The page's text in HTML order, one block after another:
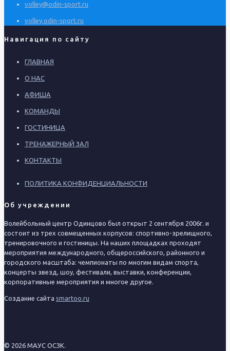
volley@odin-sport.ru
volley.odin-sport.ru
Навигация по сайту
ГЛАВНАЯ
О НАС
АФИША
КОМАНДЫ
ГОСТИНИЦА
ТРЕНАЖЕРНЫЙ ЗАЛ
КОНТАКТЫ
ПОЛИТИКА КОНФИДЕНЦИАЛЬНОСТИ
Об учреждении
Волейбольный центр Одинцово был открыт 2 сентября 2006г. и
состоит из трех совмещенных корпусов: спортивно-зрелищного,
тренировочного и гостиницы. На наших площадках проходят
мероприятия международного, общероссийского, районного и
городского масштаба: чемпионаты по многим видам спорта,
концерты звезд, шоу, фестивали, выставки, конференции,
корпоративные мероприятия и многое другое.
Создание сайта smartoo.ru
© 2026 МАУС ОСЗК.